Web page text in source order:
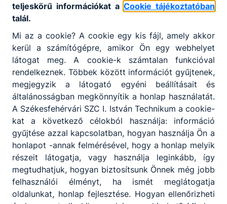
teljeskörű információkat a Cookie tájékoztatóban
talál.
Mi az a cookie? A cookie egy kis fájl, amely akkor
kerül a számítógépre, amikor Ön egy webhelyet
látogat meg. A cookie-k számtalan funkcióval
rendelkeznek. Többek között információt gyűjtenek,
megjegyzik a látogató egyéni beállításait és
általánosságban megkönnyítik a honlap használatát.
A Székesfehérvári SZC I. István Technikum a cookie-
kat a következő célokból használja: információ
gyűjtése azzal kapcsolatban, hogyan használja Ön a
honlapot -annak felmérésével, hogy a honlap melyik
részeit látogatja, vagy használja leginkább, így
megtudhatjuk, hogyan biztosítsunk Önnek még jobb
felhasználói élményt, ha ismét meglátogatja
oldalunkat, honlap fejlesztése. Hogyan ellenőrizheti